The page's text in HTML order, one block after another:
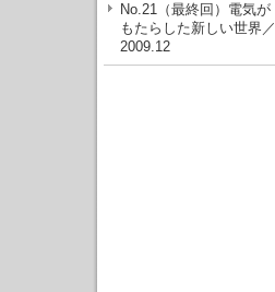
No.21（最終回）電気が
もたらした新しい世界／
2009.12